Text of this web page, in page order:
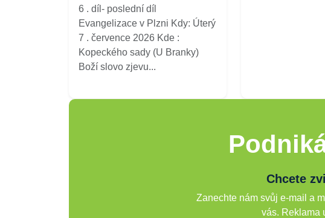
6 . díl- poslední díl
Evangelizace v Plzni Kdy: Úterý
7 . července 2026 Kde :
Kopeckého sady (U Branky)
Boží slovo zjevu...
Chcete
Zanechte nám svůj e-mail a
vás. Reklama